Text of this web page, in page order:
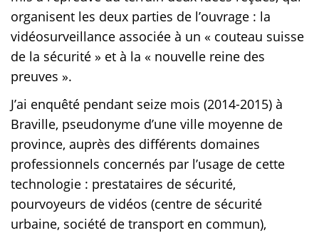
organisent les deux parties de l’ouvrage : la
vidéosurveillance associée à un « couteau suisse
de la sécurité » et à la « nouvelle reine des
preuves ».
J’ai enquêté pendant seize mois (2014-2015) à
Braville, pseudonyme d’une ville moyenne de
province, auprès des différents domaines
professionnels concernés par l’usage de cette
technologie : prestataires de sécurité,
pourvoyeurs de vidéos (centre de sécurité
urbaine, société de transport en commun),